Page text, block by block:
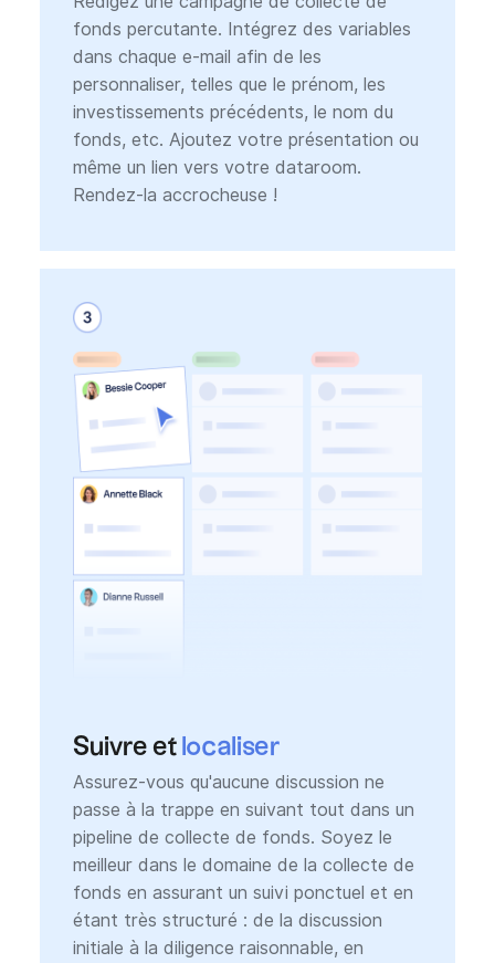
fonds percutante. Intégrez des variables
dans chaque e-mail afin de les
personnaliser, telles que le prénom, les
investissements précédents, le nom du
fonds, etc. Ajoutez votre présentation ou
même un lien vers votre dataroom.
Rendez-la accrocheuse !
Suivre et localiser
Assurez-vous qu'aucune discussion ne
passe à la trappe en suivant tout dans un
pipeline de collecte de fonds. Soyez le
meilleur dans le domaine de la collecte de
fonds en assurant un suivi ponctuel et en
étant très structuré : de la discussion
initiale à la diligence raisonnable, en